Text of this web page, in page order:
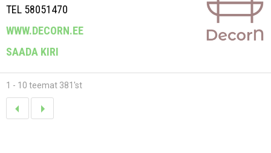
TEL 58051470
WWW.DECORN.EE
SAADA KIRI
1 - 10 teemat 381'st